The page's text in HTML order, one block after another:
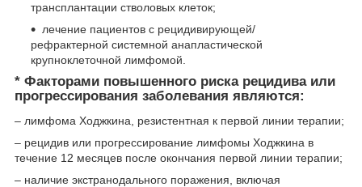
трансплантации стволовых клеток;
лечение пациентов с рецидивирующей/
рефрактерной системной анапластической
крупноклеточной лимфомой.
* Факторами повышенного риска рецидива или
прогрессирования заболевания являются:
– лимфома Ходжкина, резистентная к первой линии терапии;
– рецидив или прогрессирование лимфомы Ходжкина в
течение 12 месяцев после окончания первой линии терапии;
– наличие экстранодального поражения, включая